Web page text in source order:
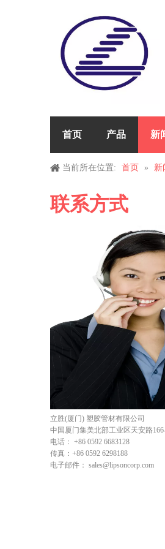
首页 产品 新
当前所在位置: 首页 » 新
联系方式
立胜(厦门) 塑胶管材有限公司
中国厦门集美北部工业区天安路
电话： +86 0592 6683128
传真： +86 0592 6298188
电子邮件： sales@lipsoncorp.com